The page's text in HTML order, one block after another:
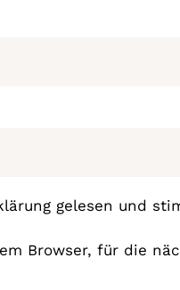
gelesen und
Browser, für die